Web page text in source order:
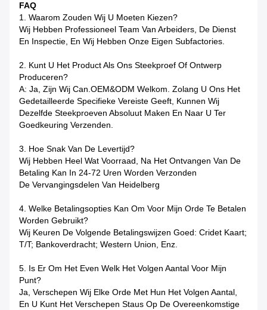
FAQ
1. Waarom Zouden Wij U Moeten Kiezen?
Wij Hebben Professioneel Team Van Arbeiders, De Dienst
En Inspectie, En Wij Hebben Onze Eigen Subfactories.
2. Kunt U Het Product Als Ons Steekproef Of Ontwerp
Produceren?
A: Ja, Zijn Wij Can.OEM&ODM Welkom. Zolang U Ons Het
Gedetailleerde Specifieke Vereiste Geeft, Kunnen Wij
Dezelfde Steekproeven Absoluut Maken En Naar U Ter
Goedkeuring Verzenden.
3. Hoe Snak Van De Levertijd?
Wij Hebben Heel Wat Voorraad, Na Het Ontvangen Van De
Betaling Kan In 24-72 Uren Worden Verzonden
De Vervangingsdelen Van Heidelberg
4. Welke Betalingsopties Kan Om Voor Mijn Orde Te Betalen
Worden Gebruikt?
Wij Keuren De Volgende Betalingswijzen Goed: Cridet Kaart;
T/T; Bankoverdracht; Western Union, Enz.
5. Is Er Om Het Even Welk Het Volgen Aantal Voor Mijn
Punt?
Ja, Verschepen Wij Elke Orde Met Hun Het Volgen Aantal,
En U Kunt Het Verschepen Staus Op De Overeenkomstige